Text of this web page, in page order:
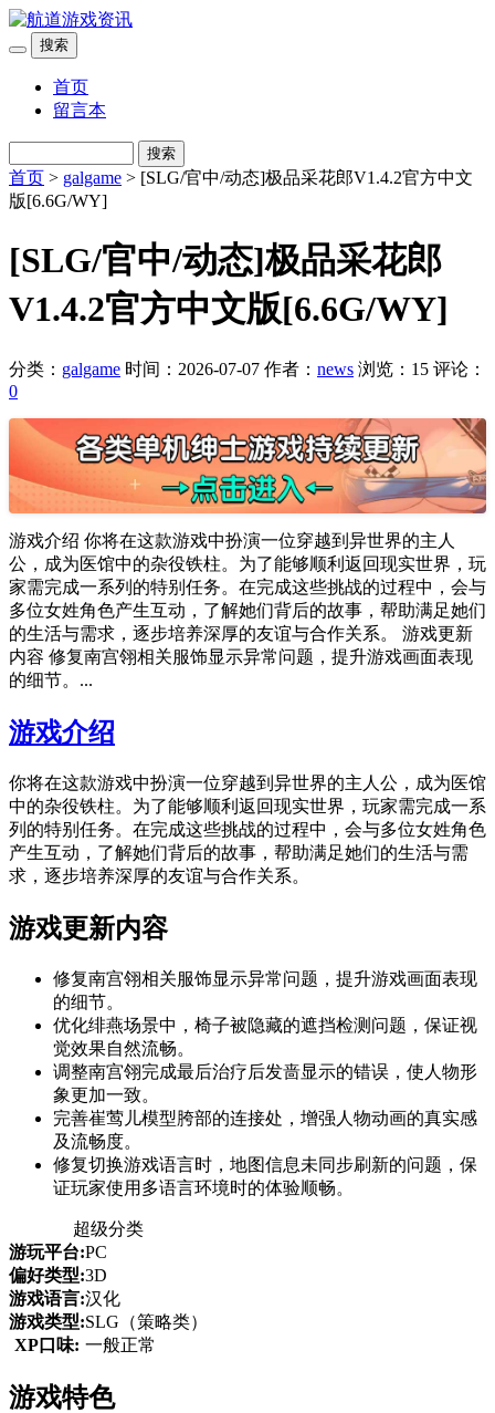
搜索
首页
留言本
搜索
首页 > galgame > [SLG/官中/动态]极品采花郎V1.4.2官方中文
版[6.6G/WY]
[SLG/官中/动态]极品采花郎
V1.4.2官方中文版[6.6G/WY]
分类： galgame 时间：2026-07-07 作者： news 浏览：15 评论：
0
游戏介绍 你将在这款游戏中扮演一位穿越到异世界的主人
公，成为医馆中的杂役铁柱。为了能够顺利返回现实世界，玩
家需完成一系列的特别任务。在完成这些挑战的过程中，会与
多位女姓角色产生互动，了解她们背后的故事，帮助满足她们
的生活与需求，逐步培养深厚的友谊与合作关系。 游戏更新
内容 修复南宫翎相关服饰显示异常问题，提升游戏画面表现
的细节。...
游戏介绍
你将在这款游戏中扮演一位穿越到异世界的主人公，成为医馆
中的杂役铁柱。为了能够顺利返回现实世界，玩家需完成一系
列的特别任务。在完成这些挑战的过程中，会与多位女姓角色
产生互动，了解她们背后的故事，帮助满足她们的生活与需
求，逐步培养深厚的友谊与合作关系。
游戏更新内容
修复南宫翎相关服饰显示异常问题，提升游戏画面表现
的细节。
优化绯燕场景中，椅子被隐藏的遮挡检测问题，保证视
觉效果自然流畅。
调整南宫翎完成最后治疗后发啬显示的错误，使人物形
象更加一致。
完善崔莺儿模型胯部的连接处，增强人物动画的真实感
及流畅度。
修复切换游戏语言时，地图信息未同步刷新的问题，保
证玩家使用多语言环境时的体验顺畅。
超级分类
游玩平台:PC
偏好类型:3D
游戏语言:汉化
游戏类型:SLG（策略类）
XP口味: 一般正常
游戏特色